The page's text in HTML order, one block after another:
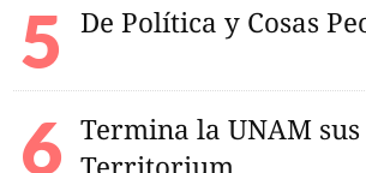
De Política y Cosas
Termina la UNAM